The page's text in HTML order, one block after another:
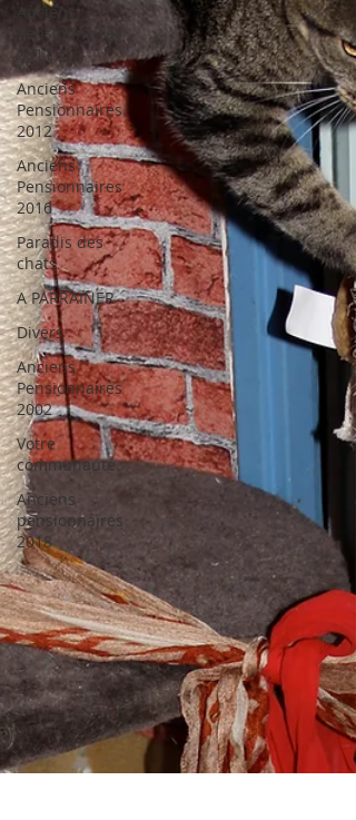
Anciens
Pensionnaires
2011
Anciens
Pensionnaires
2012
Anciens
Pensionnaires
2016
Paradis des
chats
A PARRAINER
Divers
Anciens
Pensionnaires
2002
Votre
communauté
Anciens
pensionnaires
2018